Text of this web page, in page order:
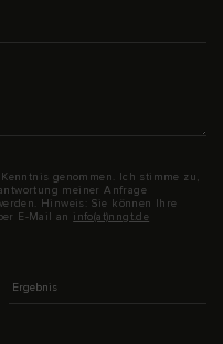
genommen. Ich stimme zu,
meiner Anfrage
Hinweis: Sie können Ihre
E-Mail an info(at)nngt.de